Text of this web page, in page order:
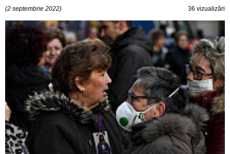
(2 septembrie 2022) 36 vizualizări